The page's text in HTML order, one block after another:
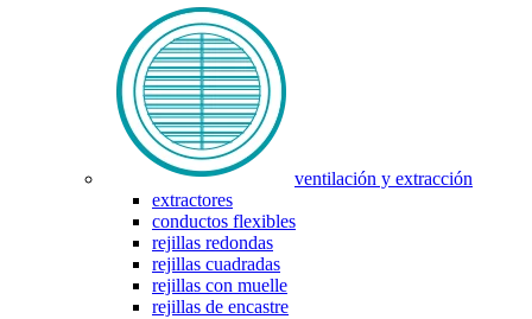
ventilación y extracción
extractores
conductos flexibles
rejillas redondas
rejillas cuadradas
rejillas con muelle
rejillas de encastre